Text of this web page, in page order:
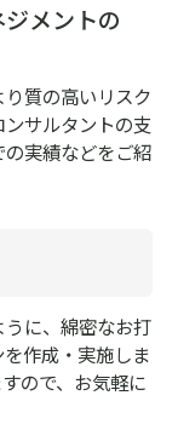
メントの
質の高いリスク
サルタントの支
実績などをご紹
うに、綿密なお打
作成・実施しま
ので、お気軽に